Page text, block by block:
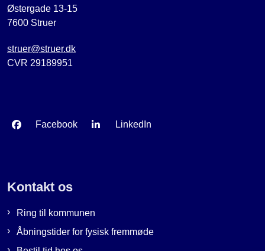
Østergade 13-15
7600 Struer
struer@struer.dk
CVR 29189951
Facebook LinkedIn
Kontakt os
Ring til kommunen
Åbningstider for fysisk fremmøde